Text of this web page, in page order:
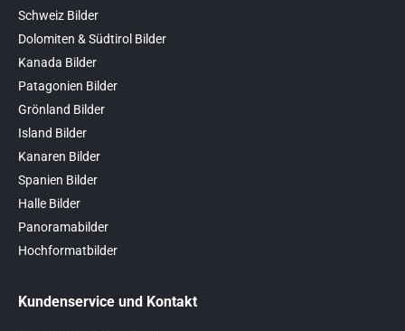
Schweiz Bilder
Dolomiten & Südtirol Bilder
Kanada Bilder
Patagonien Bilder
Grönland Bilder
Island Bilder
Kanaren Bilder
Spanien Bilder
Halle Bilder
Panoramabilder
Hochformatbilder
Kundenservice und Kontakt